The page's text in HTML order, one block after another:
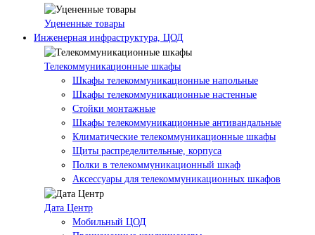
Уцененные товары
Инженерная инфраструктура, ЦОД
Телекоммуникационные шкафы
Шкафы телекоммуникационные напольные
Шкафы телекоммуникационные настенные
Стойки монтажные
Шкафы телекоммуникационные антивандальные
Климатические телекоммуникационные шкафы
Щиты распределительные, корпуса
Полки в телекоммуникационный шкаф
Аксессуары для телекоммуникационных шкафов
Дата Центр
Мобильный ЦОД